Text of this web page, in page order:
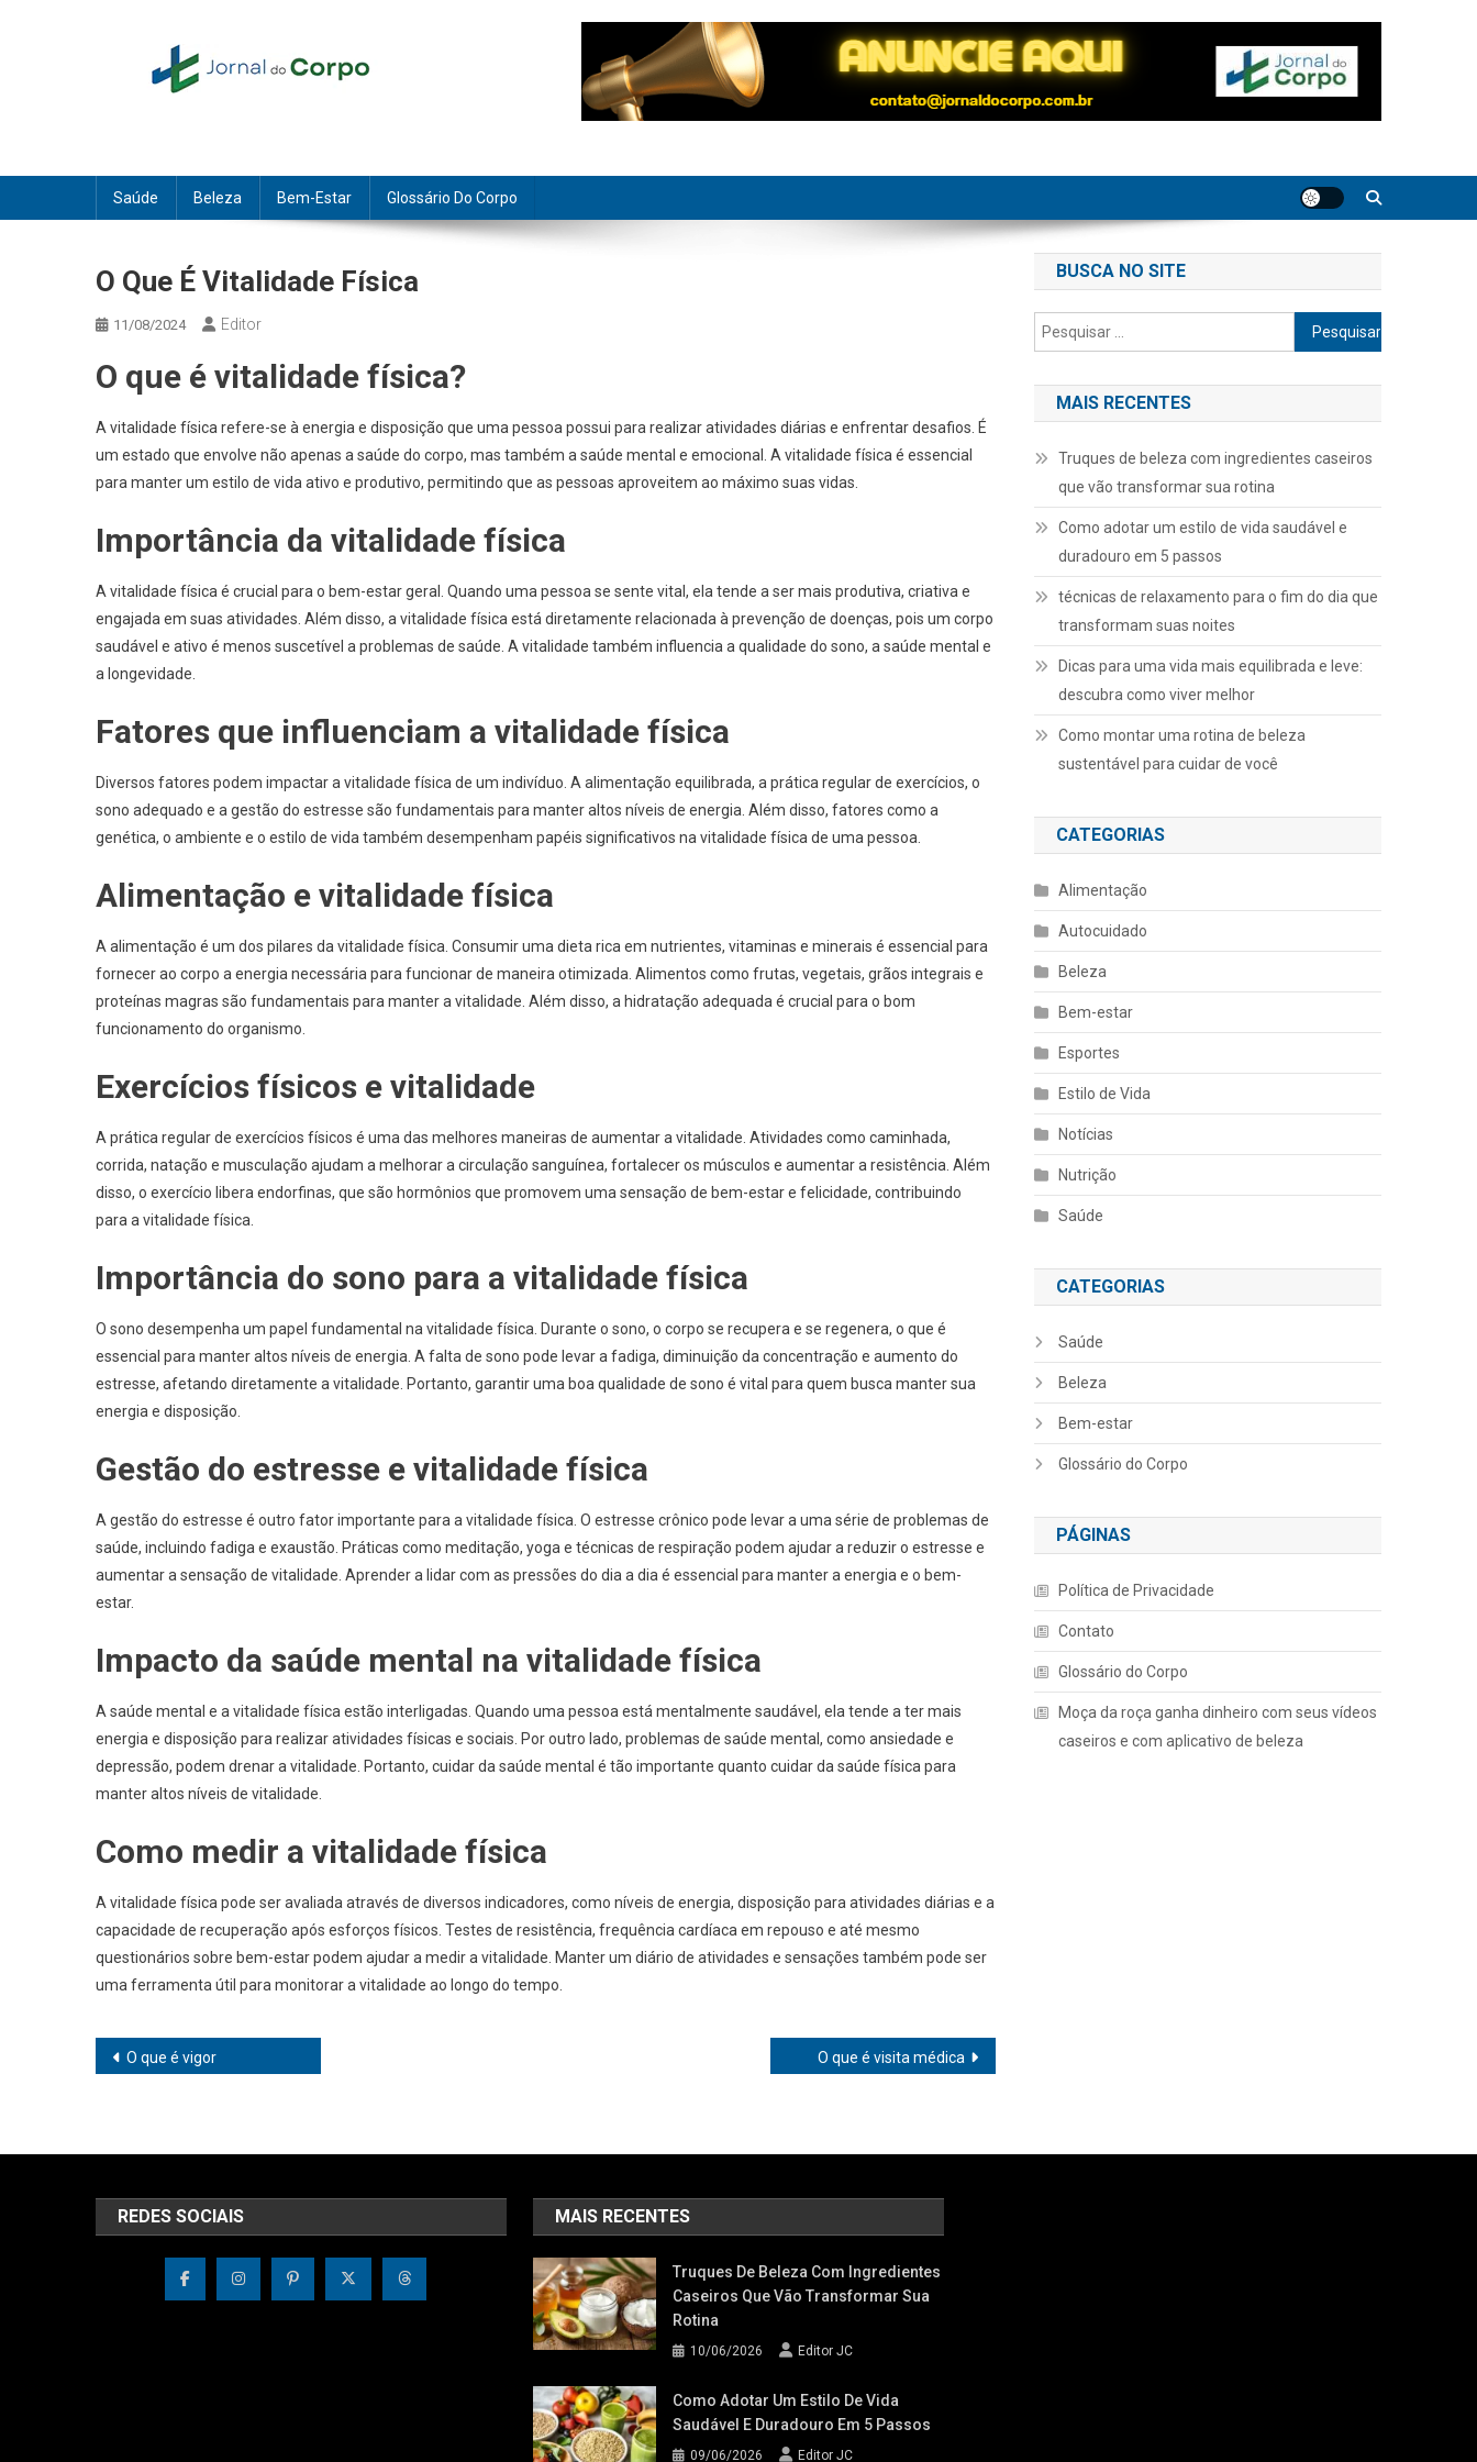
Saúde Beleza Bem-Estar Glossário Do Corpo
O Que É Vitalidade Física
11/08/2024 Editor
O que é vitalidade física?
A vitalidade física refere-se à energia e disposição que uma pessoa possui para realizar atividades diárias e enfrentar desafios. É
um estado que envolve não apenas a saúde do corpo, mas também a saúde mental e emocional. A vitalidade física é essencial
para manter um estilo de vida ativo e produtivo, permitindo que as pessoas aproveitem ao máximo suas vidas.
Importância da vitalidade física
A vitalidade física é crucial para o bem-estar geral. Quando uma pessoa se sente vital, ela tende a ser mais produtiva, criativa e
engajada em suas atividades. Além disso, a vitalidade física está diretamente relacionada à prevenção de doenças, pois um corpo
saudável e ativo é menos suscetível a problemas de saúde. A vitalidade também influencia a qualidade do sono, a saúde mental e
a longevidade.
Fatores que influenciam a vitalidade física
Diversos fatores podem impactar a vitalidade física de um indivíduo. A alimentação equilibrada, a prática regular de exercícios, o
sono adequado e a gestão do estresse são fundamentais para manter altos níveis de energia. Além disso, fatores como a
genética, o ambiente e o estilo de vida também desempenham papéis significativos na vitalidade física de uma pessoa.
Alimentação e vitalidade física
A alimentação é um dos pilares da vitalidade física. Consumir uma dieta rica em nutrientes, vitaminas e minerais é essencial para
fornecer ao corpo a energia necessária para funcionar de maneira otimizada. Alimentos como frutas, vegetais, grãos integrais e
proteínas magras são fundamentais para manter a vitalidade. Além disso, a hidratação adequada é crucial para o bom
funcionamento do organismo.
Exercícios físicos e vitalidade
A prática regular de exercícios físicos é uma das melhores maneiras de aumentar a vitalidade. Atividades como caminhada,
corrida, natação e musculação ajudam a melhorar a circulação sanguínea, fortalecer os músculos e aumentar a resistência. Além
disso, o exercício libera endorfinas, que são hormônios que promovem uma sensação de bem-estar e felicidade, contribuindo
para a vitalidade física.
Importância do sono para a vitalidade física
O sono desempenha um papel fundamental na vitalidade física. Durante o sono, o corpo se recupera e se regenera, o que é
essencial para manter altos níveis de energia. A falta de sono pode levar a fadiga, diminuição da concentração e aumento do
estresse, afetando diretamente a vitalidade. Portanto, garantir uma boa qualidade de sono é vital para quem busca manter sua
energia e disposição.
Gestão do estresse e vitalidade física
A gestão do estresse é outro fator importante para a vitalidade física. O estresse crônico pode levar a uma série de problemas de
saúde, incluindo fadiga e exaustão. Práticas como meditação, yoga e técnicas de respiração podem ajudar a reduzir o estresse e
aumentar a sensação de vitalidade. Aprender a lidar com as pressões do dia a dia é essencial para manter a energia e o bem-
estar.
Impacto da saúde mental na vitalidade física
A saúde mental e a vitalidade física estão interligadas. Quando uma pessoa está mentalmente saudável, ela tende a ter mais
energia e disposição para realizar atividades físicas e sociais. Por outro lado, problemas de saúde mental, como ansiedade e
depressão, podem drenar a vitalidade. Portanto, cuidar da saúde mental é tão importante quanto cuidar da saúde física para
manter altos níveis de vitalidade.
Como medir a vitalidade física
A vitalidade física pode ser avaliada através de diversos indicadores, como níveis de energia, disposição para atividades diárias e a
capacidade de recuperação após esforços físicos. Testes de resistência, frequência cardíaca em repouso e até mesmo
questionários sobre bem-estar podem ajudar a medir a vitalidade. Manter um diário de atividades e sensações também pode ser
uma ferramenta útil para monitorar a vitalidade ao longo do tempo.
Navegação
Post
O que é vigor O que é visita médica
BUSCA NO SITE
Pesquisar
por:
MAIS RECENTES
Truques de beleza com ingredientes caseiros
que vão transformar sua rotina
Como adotar um estilo de vida saudável e
duradouro em 5 passos
técnicas de relaxamento para o fim do dia que
transformam suas noites
Dicas para uma vida mais equilibrada e leve:
descubra como viver melhor
Como montar uma rotina de beleza
sustentável para cuidar de você
CATEGORIAS
Alimentação
Autocuidado
Beleza
Bem-estar
Esportes
Estilo de Vida
Notícias
Nutrição
Saúde
CATEGORIAS
Saúde
Beleza
Bem-estar
Glossário do Corpo
PÁGINAS
Política de Privacidade
Contato
Glossário do Corpo
Moça da roça ganha dinheiro com seus vídeos
caseiros e com aplicativo de beleza
REDES SOCIAIS MAIS RECENTES
Truques De Beleza Com Ingredientes
Caseiros Que Vão Transformar Sua
Rotina
10/06/2026 Editor JC
Como Adotar Um Estilo De Vida
Saudável E Duradouro Em 5 Passos
09/06/2026 Editor JC